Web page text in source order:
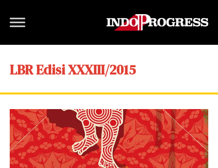
LBR Edisi XXXIII/2015